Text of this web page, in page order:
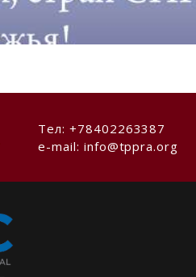
Тел: +78402263387
e-mail: info@tppra.org